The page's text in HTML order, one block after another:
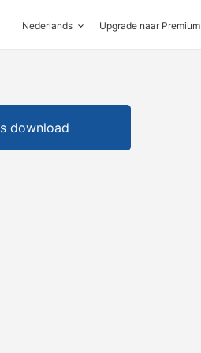
Nederlands Upgrade naar Premium
download